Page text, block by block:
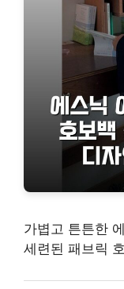
가볍고 튼튼한
세련된 패브릭